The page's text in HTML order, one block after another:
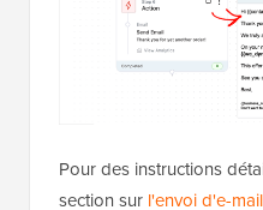
Pour des instructions
section sur l'envoi d'e-